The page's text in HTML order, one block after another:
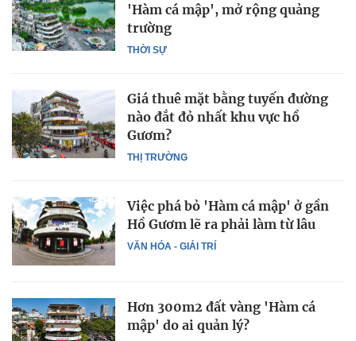
THỜI SỰ
'Hàm cá mập', mở rộng quảng
trường
THỊ TRƯỜNG
Giá thuê mặt bằng tuyến đường
nào đắt đỏ nhất khu vực hồ
Gươm?
VĂN HÓA - GIẢI TRÍ
Việc phá bỏ 'Hàm cá mập' ở gần
Hồ Gươm lẽ ra phải làm từ lâu
Hơn 300m2 đất vàng 'Hàm cá
mập' do ai quản lý?